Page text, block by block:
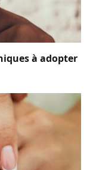
à adopter